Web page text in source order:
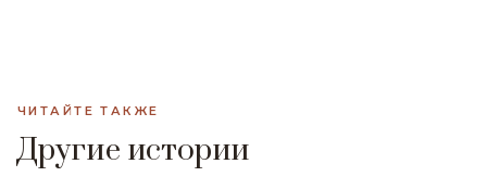
ЧИТАЙТЕ ТАКЖЕ
Другие истории